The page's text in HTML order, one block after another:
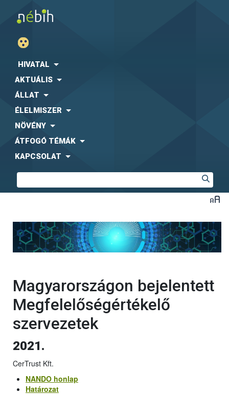
HIVATAL
AKTUÁLIS
ÁLLAT
ÉLELMISZER
NÖVÉNY
ÁTFOGÓ TÉMÁK
KAPCSOLAT
Magyarországon bejelentett
Megfelelőségértékelő
szervezetek
2021.
CerTrust Kft.
NANDO honlap
Határozat